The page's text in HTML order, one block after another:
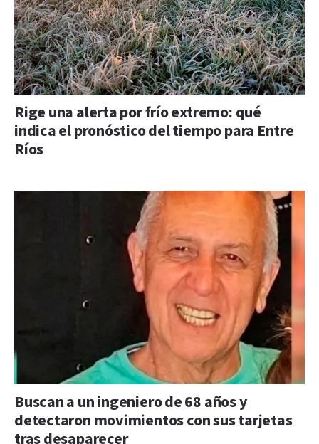
Rige una alerta por frío extremo: qué
indica el pronóstico del tiempo para Entre
Ríos
Buscan a un ingeniero de 68 años y
detectaron movimientos con sus tarjetas
tras desaparecer